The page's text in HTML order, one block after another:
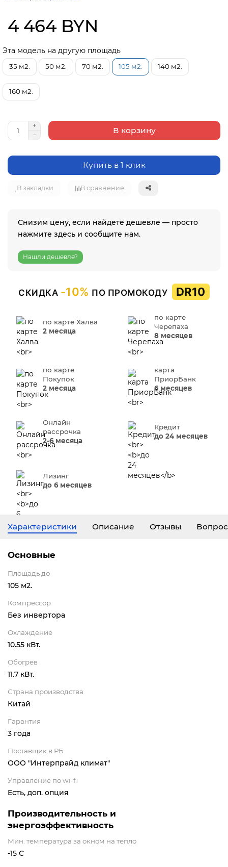
4 464 BYN
Эта модель на другую площадь
35 м2. 50 м2. 70 м2. 105 м2. 140 м2.
160 м2.
В корзину
Купить в 1 клик
В закладки В сравнение
Снизим цену, если найдете дешевле — просто
нажмите здесь и сообщите нам.
Нашли дешевле?
СКИДКА -10% ПО ПРОМОКОДУ DR10
по карте Халва
2 месяца
по карте
Черепаха
8 месяцев
по карте
Покупок
2 месяца
карта
ПриорБанк
6 месяцев
Онлайн
рассрочка
2-6 месяца
Кредит
до 24 месяцев
Лизинг
до 6 месяцев
Характеристики Описание Отзывы
Основные
Площадь до
105 м2.
Компрессор
Без инвертора
Охлаждение
10.55 кВт.
Обогрев
11.7 кВт.
Страна производства
Китай
Гарантия
3 года
Поставщик в РБ
ООО "Интерпрайд климат"
Управление по wi-fi
Есть, доп. опция
Производительность и
энергоэффективность
Мин. температура за окном на тепло
-15 С